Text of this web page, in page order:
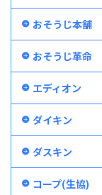
おそうじ本舗
おそうじ革命
エディオン
ダイキン
ダスキン
コープ(生協)